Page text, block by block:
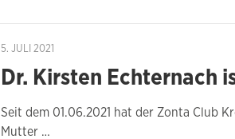
5. JULI 2021
Dr. Kirsten Echternach
Seit dem 01.06.2021 hat der Zonta Club
Mutter …